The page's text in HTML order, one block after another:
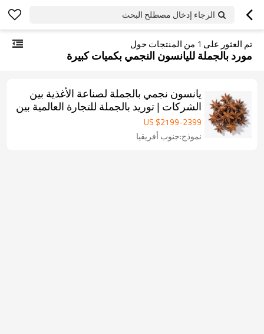
الرجاء إدخال مصطلح البحث
تم العثور على 1 من المنتجات حول
مورد بالجملة لليانسون النجمي بكميات كبيرة
يانسون نجمي بالجملة لصناعة الأغذية بين
الشركات | توريد بالجملة للتجارة العالمية بين
الشركاتUS $2199-2399
نموذج:جنوب أفريقيا